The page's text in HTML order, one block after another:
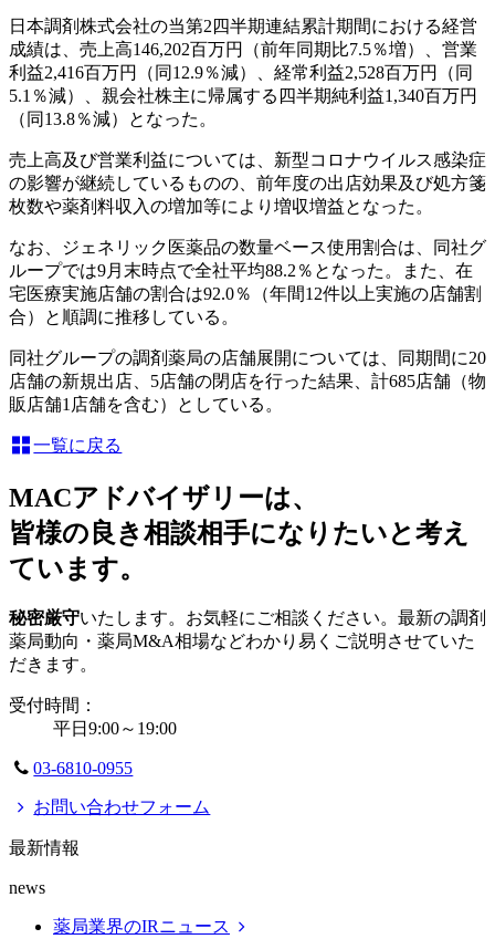
日本調剤株式会社の当第2四半期連結累計期間における経営
成績は、売上高146,202百万円（前年同期比7.5％増）、営業
利益2,416百万円（同12.9％減）、経常利益2,528百万円（同
5.1％減）、親会社株主に帰属する四半期純利益1,340百万円
（同13.8％減）となった。
売上高及び営業利益については、新型コロナウイルス感染症
の影響が継続しているものの、前年度の出店効果及び処方箋
枚数や薬剤料収入の増加等により増収増益となった。
なお、ジェネリック医薬品の数量ベース使用割合は、同社グ
ループでは9月末時点で全社平均88.2％となった。また、在
宅医療実施店舗の割合は92.0％（年間12件以上実施の店舗割
合）と順調に推移している。
同社グループの調剤薬局の店舗展開については、同期間に20
店舗の新規出店、5店舗の閉店を行った結果、計685店舗（物
販店舗1店舗を含む）としている。
一覧に戻る
MACアドバイザリーは、
皆様の良き相談相手になりたいと考え
ています。
秘密厳守いたします。お気軽にご相談ください。最新の調剤
薬局動向・薬局M&A相場などわかり易くご説明させていた
だきます。
受付時間：
平日9:00～19:00
03-6810-0955
お問い合わせフォーム
最新情報
news
薬局業界のIRニュース